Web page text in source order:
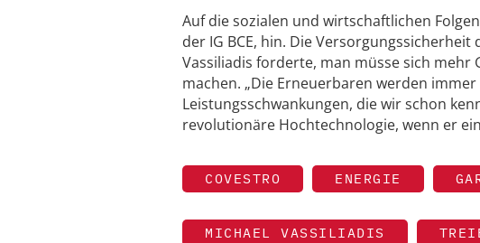
Auf die sozialen und wirtschaftlichen
der IG BCE, hin. Die
Vassiliadis forderte, man müsse sich mehr
machen. „Die Erneuerbaren werden
Leistungsschwankungen, die wir schon
revolutionäre Hochtechnologie, wenn er
COVESTRO ENERGIE
MICHAEL VASSILIADIS